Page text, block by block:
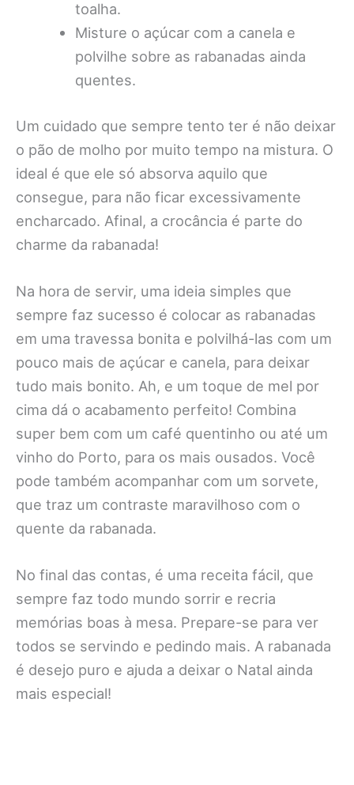
toalha.
Misture o açúcar com a canela e
polvilhe sobre as rabanadas ainda
quentes.
Um cuidado que sempre tento ter é não deixar
o pão de molho por muito tempo na mistura. O
ideal é que ele só absorva aquilo que
consegue, para não ficar excessivamente
encharcado. Afinal, a crocância é parte do
charme da rabanada!
Na hora de servir, uma ideia simples que
sempre faz sucesso é colocar as rabanadas
em uma travessa bonita e polvilhá-las com um
pouco mais de açúcar e canela, para deixar
tudo mais bonito. Ah, e um toque de mel por
cima dá o acabamento perfeito! Combina
super bem com um café quentinho ou até um
vinho do Porto, para os mais ousados. Você
pode também acompanhar com um sorvete,
que traz um contraste maravilhoso com o
quente da rabanada.
No final das contas, é uma receita fácil, que
sempre faz todo mundo sorrir e recria
memórias boas à mesa. Prepare-se para ver
todos se servindo e pedindo mais. A rabanada
é desejo puro e ajuda a deixar o Natal ainda
mais especial!